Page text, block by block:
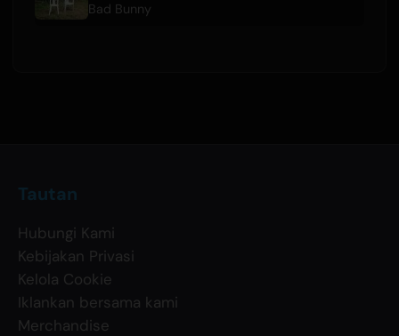
Bad Bunny
Tautan
Hubungi Kami
Kebijakan Privasi
Kelola Cookie
Iklankan bersama kami
Merchandise